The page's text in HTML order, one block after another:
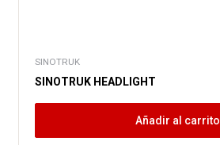
SINOTRUK
SINOTRUK HEADLIGHT
Añadir al carrito